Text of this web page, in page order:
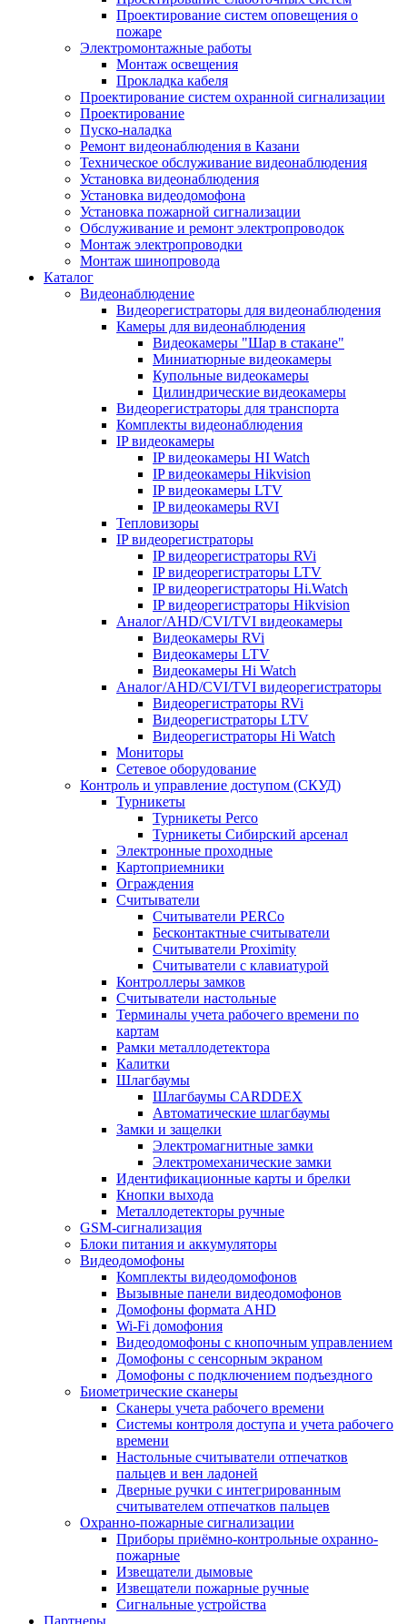
Проектирование систем оповещения о
пожаре
Электромонтажные работы
Монтаж освещения
Прокладка кабеля
Проектирование систем охранной сигнализации
Проектирование
Пуско-наладка
Ремонт видеонаблюдения в Казани
Техническое обслуживание видеонаблюдения
Установка видеонаблюдения
Установка видеодомофона
Установка пожарной сигнализации
Обслуживание и ремонт электропроводок
Монтаж электропроводки
Монтаж шинопровода
Каталог
Видеонаблюдение
Видеорегистраторы для видеонаблюдения
Камеры для видеонаблюдения
Видеокамеры "Шар в стакане"
Миниатюрные видеокамеры
Купольные видеокамеры
Цилиндрические видеокамеры
Видеорегистраторы для транспорта
Комплекты видеонаблюдения
IP видеокамеры
IP видеокамеры HI Watch
IP видеокамеры Hikvision
IP видеокамеры LTV
IP видеокамеры RVI
Тепловизоры
IP видеорегистраторы
IP видеорегистраторы RVi
IP видеорегистраторы LTV
IP видеорегистраторы Hi.Watch
IP видеорегистраторы Hikvision
Аналог/AHD/CVI/TVI видеокамеры
Видеокамеры RVi
Видеокамеры LTV
Видеокамеры Hi Watch
Аналог/AHD/CVI/TVI видеорегистраторы
Видеорегистраторы RVi
Видеорегистраторы LTV
Видеорегистраторы Hi Watch
Мониторы
Сетевое оборудование
Контроль и управление доступом (СКУД)
Турникеты
Турникеты Perco
Турникеты Сибирский арсенал
Электронные проходные
Картоприемники
Ограждения
Считыватели
Считыватели PERCo
Бесконтактные считыватели
Считыватели Proximity
Считыватели с клавиатурой
Контроллеры замков
Считыватели настольные
Терминалы учета рабочего времени по
картам
Рамки металлодетектора
Калитки
Шлагбаумы
Шлагбаумы CARDDEX
Автоматические шлагбаумы
Замки и защелки
Электромагнитные замки
Электромеханические замки
Идентификационные карты и брелки
Кнопки выхода
Металлодетекторы ручные
GSM-сигнализация
Блоки питания и аккумуляторы
Видеодомофоны
Комплекты видеодомофонов
Вызывные панели видеодомофонов
Домофоны формата AHD
Wi-Fi домофония
Видеодомофоны с кнопочным управлением
Домофоны с сенсорным экраном
Домофоны с подключением подъездного
Биометрические сканеры
Сканеры учета рабочего времени
Системы контроля доступа и учета рабочего
времени
Настольные считыватели отпечатков
пальцев и вен ладоней
Дверные ручки с интегрированным
считывателем отпечатков пальцев
Охранно-пожарные сигнализации
Приборы приёмно-контрольные охранно-
пожарные
Извещатели дымовые
Извещатели пожарные ручные
Сигнальные устройства
Партнеры